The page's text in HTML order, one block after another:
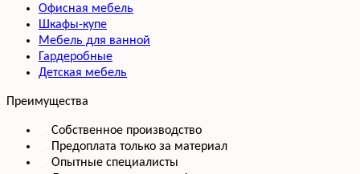
Офисная мебель
Шкафы-купе
Мебель для ванной
Гардеробные
Детская мебель
Преимущества
Собственное производство
Предоплата только за материал
Опытные специалисты